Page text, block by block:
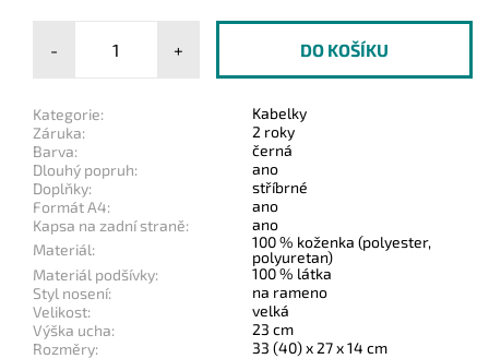
- +
Kategorie:
Kabelky
Záruka:
2 roky
Barva:
černá
Dlouhý popruh:
ano
Doplňky:
stříbrné
Formát A4:
ano
Kapsa na zadní straně:
ano
Materiál:
100 % koženka (polyester,
polyuretan)
Materiál podšívky:
100 % látka
Styl nosení:
na rameno
Velikost:
velká
Výška ucha:
23 cm
Rozměry:
33 (40) x 27 x 14 cm